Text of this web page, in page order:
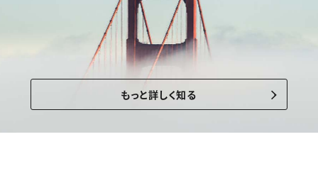
もっと詳しく知る